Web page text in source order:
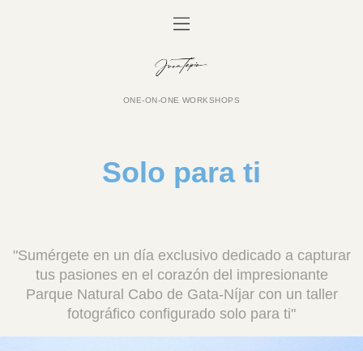
ONE-ON-ONE WORKSHOPS
Solo para ti
"Sumérgete en un día exclusivo dedicado a capturar
tus pasiones en el corazón del impresionante
Parque Natural Cabo de Gata-Níjar con un taller
fotográfico configurado solo para ti"